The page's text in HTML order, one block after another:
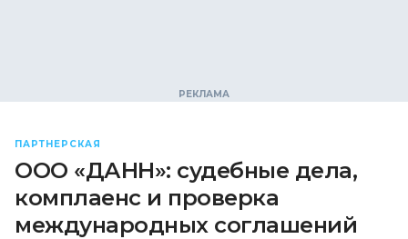
ПАРТНЕРСКАЯ
ООО «ДАНН»: судебные дела,
комплаенс и проверка
международных соглашений